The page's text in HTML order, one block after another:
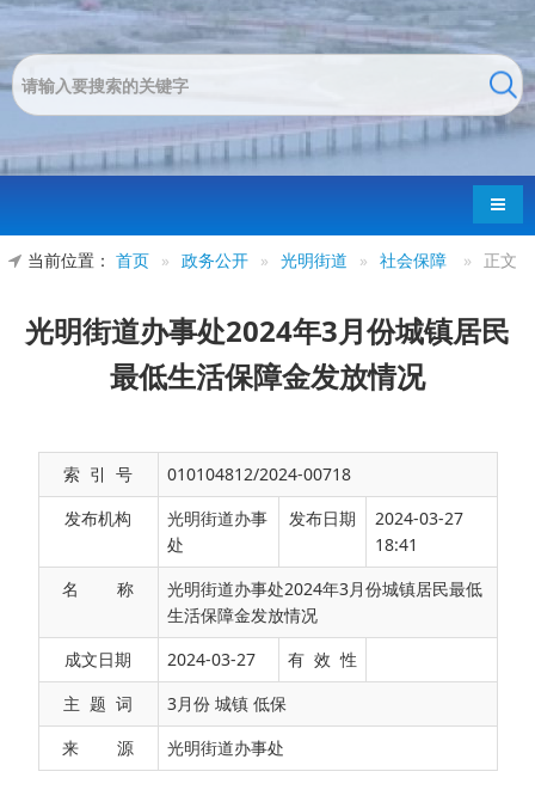
导航
当前位置： 首页 » 政务公开 » 光明街道 » 社会保障 » 正文
光明街道办事处2024年3月份城镇居民
最低生活保障金发放情况
索 引 号
010104812/2024-00718
发布机构
光明街道办事
处
发布日期
2024-03-27
18:41
名 称
光明街道办事处2024年3月份城镇居民最低
生活保障金发放情况
成文日期
2024-03-27
有 效 性
主 题 词
3月份 城镇 低保
来 源
光明街道办事处
低生活保障金共501628元。